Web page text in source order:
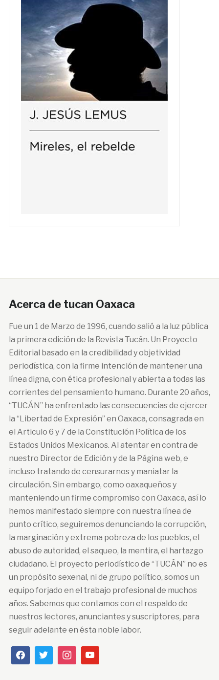
Acerca de tucan Oaxaca
Fue un 1 de Marzo de 1996, cuando salió a la luz pública
la primera edición de la Revista Tucán. Un Proyecto
Editorial basado en la credibilidad y objetividad
periodística, con la firme intención de mantener una
línea digna, con ética profesional y abierta a todas las
corrientes del pensamiento humano. Durante 20 años,
“TUCÁN” ha enfrentado las consecuencias de ejercer
la “Libertad de Expresión” en Oaxaca, consagrada en
el Articulo 6 y 7 de la Constitución Política de los
Estados Unidos Mexicanos. Al atentar en contra de
nuestro Director de Edición y de la Página web, e
incluso tratando de censurarnos y maniatar la
circulación. Sin embargo, como oaxaqueños y
manteniendo un firme compromiso con Oaxaca, así lo
hemos manifestado siempre con nuestra línea de
punto crítico, seguiremos denunciando la corrupción,
la marginación y extrema pobreza de los pueblos, el
abuso de autoridad, el saqueo, la mentira, el hartazgo
ciudadano. El proyecto periodístico de “TUCÁN” no es
un propósito sexenal, ni de grupo político, somos un
equipo forjado en el trabajo profesional de muchos
años. Sabemos que contamos con el respaldo de
nuestros lectores, anunciantes y suscriptores, para
seguir adelante en ésta noble labor.